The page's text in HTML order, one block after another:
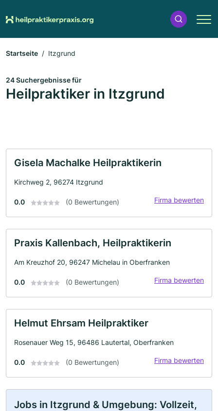
Startseite Itzgrund
24 Suchergebnisse für
Heilpraktiker in Itzgrund
Gisela Machalke Heilpraktikerin
Kirchweg 2, 96274 Itzgrund
0.0 (0 Bewertungen) Firma bewerten
Praxis Kallenbach, Heilpraktikerin
Am Kreuzhof 20, 96247 Michelau in Oberfranken
0.0 (0 Bewertungen) Firma bewerten
Helmut Ehrsam Heilpraktiker
Rosenauer Weg 15, 96486 Lautertal, Oberfranken
0.0 (0 Bewertungen) Firma bewerten
Jobs in Itzgrund & Umgebung: Vollzeit,